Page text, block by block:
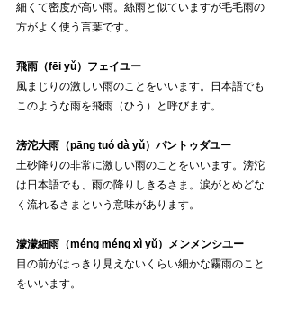
細くて密度が高い雨。絲雨と似ていますが毛毛雨の
方がよく使う言葉です。
飛雨（fēi yǔ）フェイユー
風まじりの激しい雨のことをいいます。日本語でも
このような雨を飛雨（ひう）と呼びます。
滂沱大雨（pāng tuó dà yǔ）パントゥダユー
土砂降りの非常に激しい雨のことをいいます。滂沱
は日本語でも、雨の降りしきるさま。涙がとめどな
く流れるさまという意味があります。
濛濛細雨（méng méng xì yǔ）メンメンシユー
目の前がはっきり見えないくらい細かな霧雨のこと
をいいます。